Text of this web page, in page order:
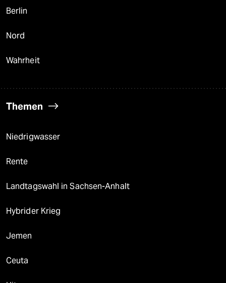
Berlin
Nord
Wahrheit
Themen
Niedrigwasser
Rente
Landtagswahl in Sachsen-Anhalt
Hybrider Krieg
Jemen
Ceuta